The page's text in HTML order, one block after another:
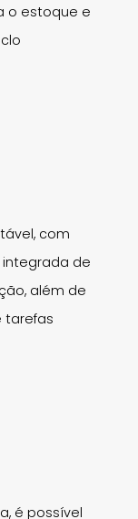
o estoque e
com
integrada de
além de
tarefas
é possível